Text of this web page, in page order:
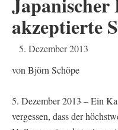
akzeptierte
5. Dezember 2013
von Björn Schöpe
5. Dezember 2013 – Ein
vergessen, dass der